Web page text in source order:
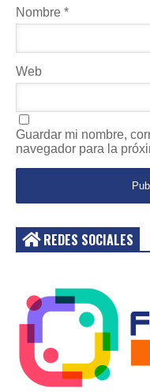
Nombre *
Web
Guardar mi nombre,
navegador para la
REDES SOCIALES